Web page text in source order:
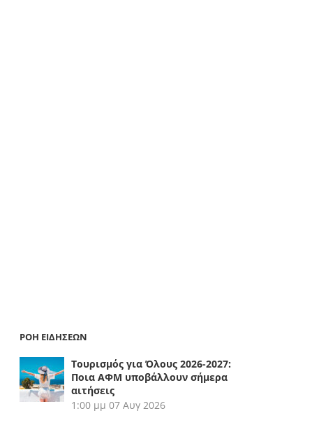
ΡΟΗ ΕΙΔΗΣΕΩΝ
Τουρισμός για Όλους 2026-2027:
Ποια ΑΦΜ υποβάλλουν σήμερα
αιτήσεις
1:00 μμ 07 Αυγ 2026